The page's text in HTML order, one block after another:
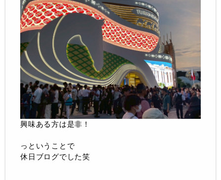
興味ある方は是非！
っということで
休日ブログでした笑